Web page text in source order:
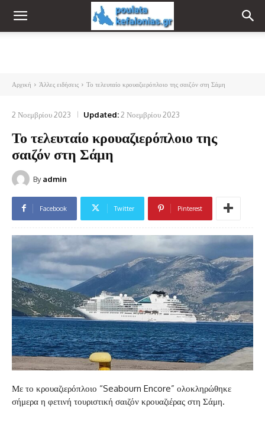
Αρχική Άλλες ειδήσεις Το τελευταίο κρουαζιερόπλοιο της σαιζόν στη Σάμη
2 Νοεμβρίου 2023 Updated:2 Νοεμβρίου 2023
Το τελευταίο κρουαζιερόπλοιο της
σαιζόν στη Σάμη
By admin
Facebook Twitter Pinterest
Με το κρουαζιερόπλοιο “Seabourn Encore” ολοκληρώθηκε
σήμερα η φετινή τουριστική σαιζόν κρουαζιέρας στη Σάμη.